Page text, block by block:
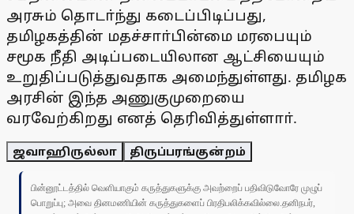
அரசும் தொடா்ந்து கடைப்பிடிப்பது,
தமிழகத்தின் மதச்சாா்பின்மை மரபையும்
சமூக நீதி அடிப்படையிலான ஆட்சியையும்
உறுதிப்படுத்துவதாக அமைந்துள்ளது. தமிழக
அரசின் இந்த அணுகுமுறையை
வரவேற்கிறது எனத் தெரிவித்துள்ளாா்.
ஜவாஹிருல்லா திருப்பரங்குன்றம்
பின்னூட்டத்தில் வெளியாகும் கருத்துகளுக்கு அவற்றைப் பதிவிடுவோரே முழுப்
பொறுப்பு; அவை தினமணியின் கருத்துகளைப் பிரதிபலிக்கவில்லை.தனிநபர்,